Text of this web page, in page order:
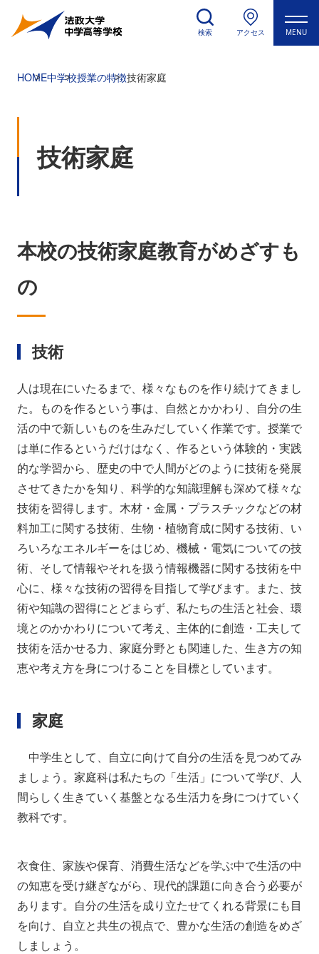
検索 アクセス MENU
HOME中学校授業の特徴技術家庭
技術家庭
本校の技術家庭教育がめざすも
の
技術
人は現在にいたるまで、様々なものを作り続けてきまし
た。ものを作るという事は、自然とかかわり、自分の生
活の中で新しいものを生みだしていく作業です。授業で
は単に作るというだけはなく、作るという体験的・実践
的な学習から、歴史の中で人間がどのように技術を発展
させてきたかを知り、科学的な知識理解も深めて様々な
技術を習得します。木材・金属・プラスチックなどの材
料加工に関する技術、生物・植物育成に関する技術、い
ろいろなエネルギーをはじめ、機械・電気についての技
術、そして情報やそれを扱う情報機器に関する技術を中
心に、様々な技術の習得を目指して学びます。また、技
術や知識の習得にとどまらず、私たちの生活と社会、環
境とのかかわりについて考え、主体的に創造・工夫して
技術を活かせる力、家庭分野とも関連した、生き方の知
恵や考え方を身につけることを目標としています。
家庭
中学生として、自立に向けて自分の生活を見つめてみ
ましょう。家庭科は私たちの「生活」について学び、人
間らしく生きていく基盤となる生活力を身につけていく
教科です。
衣食住、家族や保育、消費生活などを学ぶ中で生活の中
の知恵を受け継ぎながら、現代的課題に向き合う必要が
あります。自分の生活を成り立たせてくれる背景にも目
を向け、自立と共生の視点で、豊かな生活の創造をめざ
しましょう。